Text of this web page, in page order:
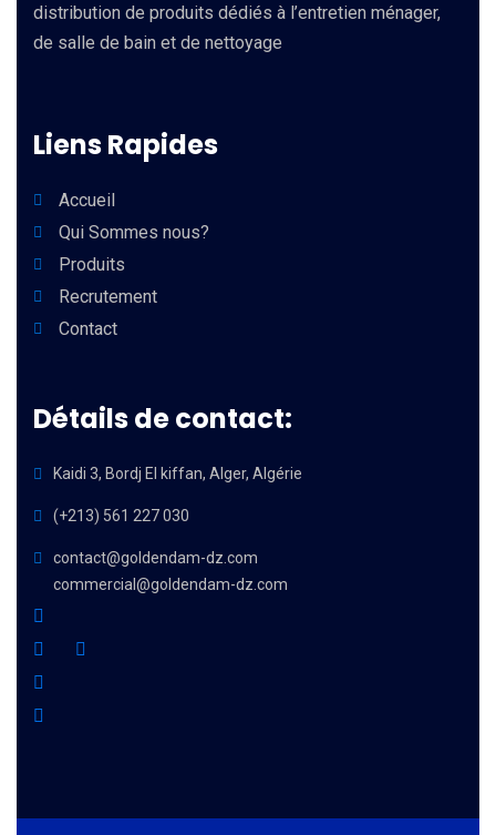
distribution de produits dédiés à l’entretien ménager,
de salle de bain et de nettoyage
Liens Rapides
Accueil
Qui Sommes nous?
Produits
Recrutement
Contact
Détails de contact:
Kaidi 3, Bordj El kiffan, Alger, Algérie
(+213) 561 227 030
contact@goldendam-dz.com
commercial@goldendam-dz.com